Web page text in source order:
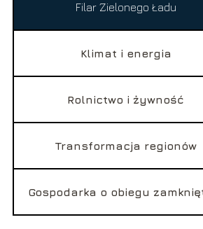
Filar Zielonego Ładu
Klimat i energia
Rolnictwo i żywność
Transformacja regionów
Gospodarka o obiegu